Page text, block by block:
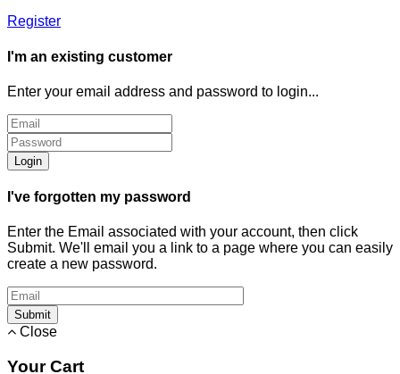
Register
I'm an existing customer
Enter your email address and password to login...
Login
I've forgotten my password
Enter the Email associated with your account, then click
Submit. We'll email you a link to a page where you can easily
create a new password.
Submit
Close
Your Cart